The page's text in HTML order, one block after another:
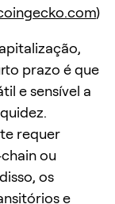
)
prazo é que
e sensível a
requer
ou
os
e